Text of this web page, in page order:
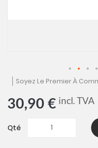
Soyez Le Premier À
30,90 € incl. TVA
Qté
Skip
to
the
beginning
images